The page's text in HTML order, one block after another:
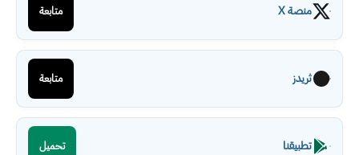
منصة X متابعة
ثريدز متابعة
تطبيقنا تحميل